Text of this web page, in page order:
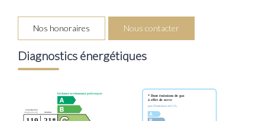
Nos honoraires Nous contacter
Diagnostics énergétiques